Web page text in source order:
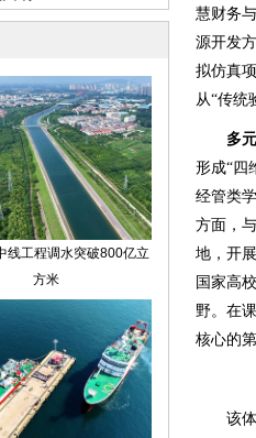
慧财务
源开发
拟仿真
从“传统
多
形成“四
经管类
方面，
地，开
国家高
野。在
核心的
该体系